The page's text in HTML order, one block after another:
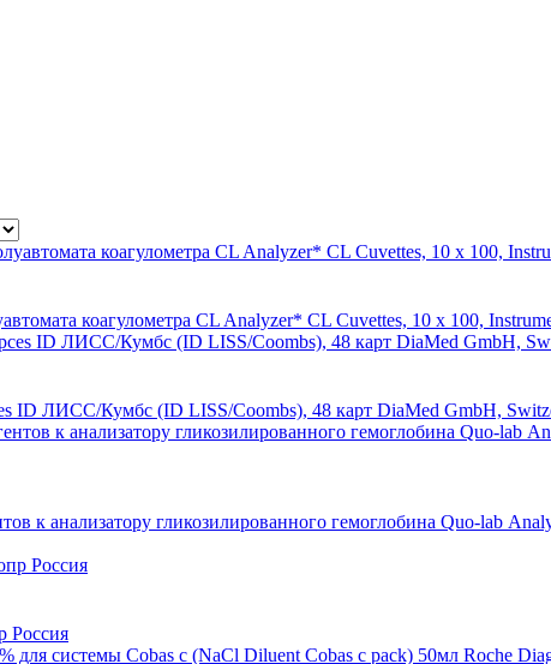
коагулометра CL Analyzer* CL Cuvettes, 10 x 100,
ID ЛИСС/Кумбс (ID LISS/Coombs), 48 карт DiaMed GmbH,
к анализатору гликозилированного гемоглобина Quo-lab
Россия